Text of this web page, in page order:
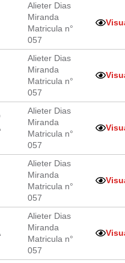
Alieter Dias
Miranda
Matricula n°
057
Alieter Dias
Miranda
Matricula n°
057
Alieter Dias
Miranda
Matricula n°
057
Alieter Dias
Miranda
Matricula n°
057
Alieter Dias
Miranda
Matricula n°
057